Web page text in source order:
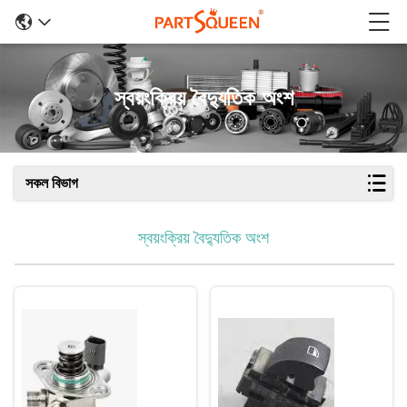
স্বয়ংক্রিয় বৈদ্যুতিক অংশ
সকল বিভাগ
স্বয়ংক্রিয় বৈদ্যুতিক অংশ